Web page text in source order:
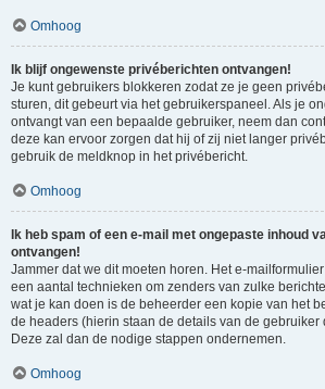
Omhoog
Ik blijf ongewenste privéberichten ontvangen!
Je kunt gebruikers blokkeren zodat ze je geen
sturen, dit gebeurt via het gebruikerspaneel. Als je
ontvangt van een bepaalde gebruiker, neem dan
deze kan ervoor zorgen dat hij of zij niet langer
gebruik de meldknop in het privébericht.
Omhoog
Ik heb spam of een e-mail met ongepaste inhoud
ontvangen!
Jammer dat we dit moeten horen. Het e-
een aantal technieken om zenders van zulke
wat je kan doen is de beheerder een kopie van het
de headers (hierin staan de details van de gebruiker
Deze zal dan de nodige stappen ondernemen.
Omhoog